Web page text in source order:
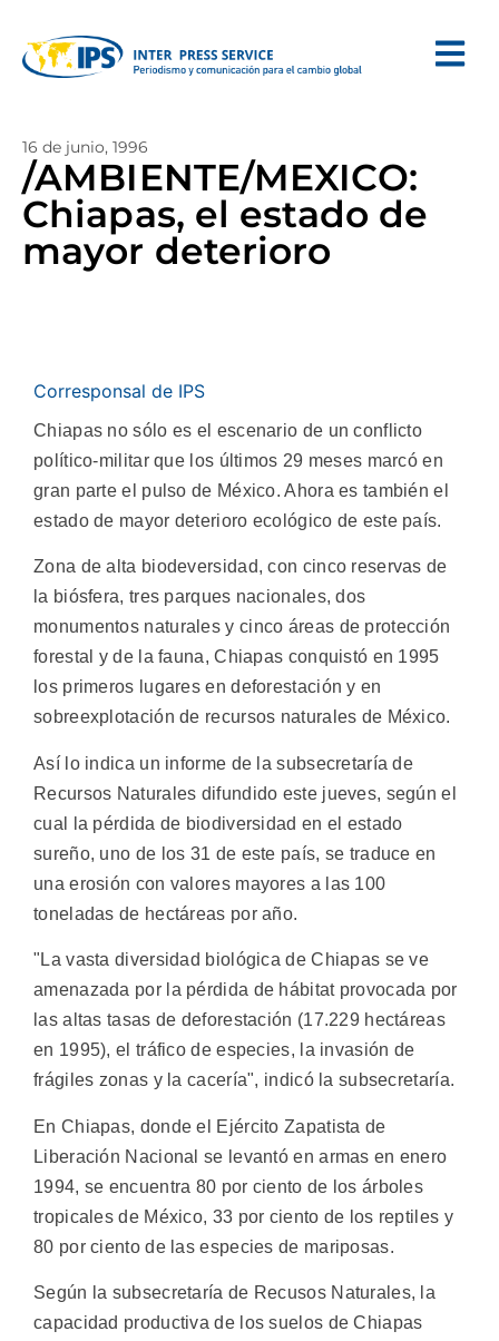
16 de junio, 1996
/AMBIENTE/MEXICO:
Chiapas, el estado de
mayor deterioro
Corresponsal de IPS
Chiapas no sólo es el escenario de un conflicto
político-militar que los últimos 29 meses marcó en
gran parte el pulso de México. Ahora es también el
estado de mayor deterioro ecológico de este país.
Zona de alta biodeversidad, con cinco reservas de
la biósfera, tres parques nacionales, dos
monumentos naturales y cinco áreas de protección
forestal y de la fauna, Chiapas conquistó en 1995
los primeros lugares en deforestación y en
sobreexplotación de recursos naturales de México.
Así lo indica un informe de la subsecretaría de
Recursos Naturales difundido este jueves, según el
cual la pérdida de biodiversidad en el estado
sureño, uno de los 31 de este país, se traduce en
una erosión con valores mayores a las 100
toneladas de hectáreas por año.
"La vasta diversidad biológica de Chiapas se ve
amenazada por la pérdida de hábitat provocada por
las altas tasas de deforestación (17.229 hectáreas
en 1995), el tráfico de especies, la invasión de
frágiles zonas y la cacería", indicó la subsecretaría.
En Chiapas, donde el Ejército Zapatista de
Liberación Nacional se levantó en armas en enero
1994, se encuentra 80 por ciento de los árboles
tropicales de México, 33 por ciento de los reptiles y
80 por ciento de las especies de mariposas.
Según la subsecretaría de Recusos Naturales, la
capacidad productiva de los suelos de Chiapas